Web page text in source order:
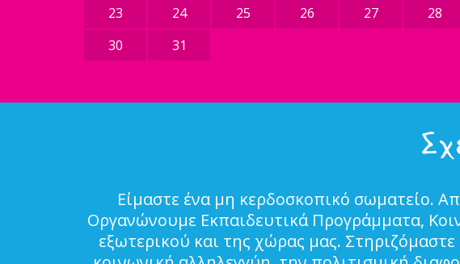
23
24 25 26 27 28
30
31
Είμαστε ένα μη κερδοσκοπικό σωματείο.
Οργανώνουμε Εκπαιδευτικά Προγράμματα,
εξωτερικού και της χώρας μας.